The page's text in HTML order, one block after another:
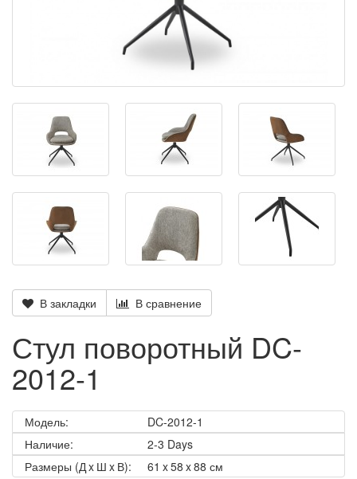
В закладки В сравнение
Стул поворотный DC-
2012-1
Модель:
DC-2012-1
Наличие:
2-3 Days
Размеры (Д x Ш x В):
61 x 58 x 88 см